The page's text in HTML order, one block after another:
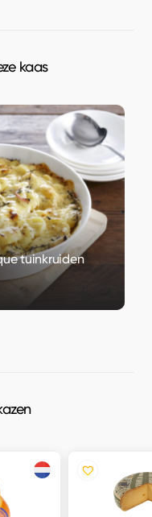
kaas
tuinkruiden